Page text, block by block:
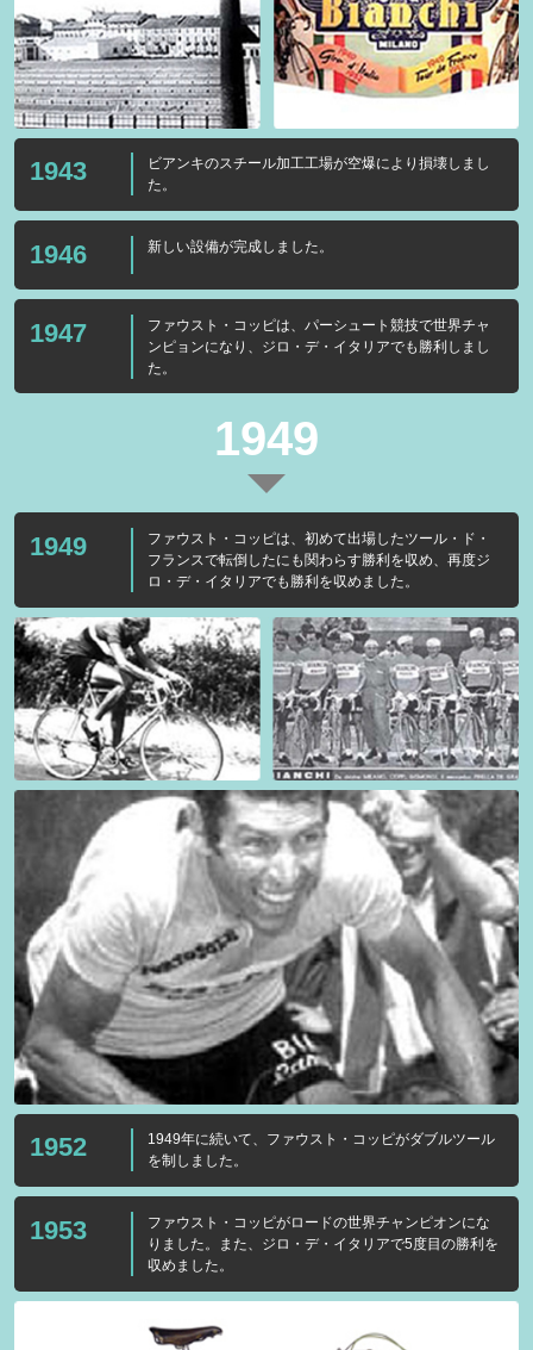
1943
ビアンキのスチール加工工場が空爆により損壊しまし
た。
1946 新しい設備が完成しました。
1947
ファウスト・コッピは、パーシュート競技で世界チャ
ンピョンになり、ジロ・デ・イタリアでも勝利しまし
た。
1949
1949
ファウスト・コッピは、初めて出場したツール・ド・
フランスで転倒したにも関わらす勝利を収め、再度ジ
ロ・デ・イタリアでも勝利を収めました。
1952
1949年に続いて、ファウスト・コッピがダブルツール
を制しました。
1953
ファウスト・コッピがロードの世界チャンピオンにな
りました。また、ジロ・デ・イタリアで5度目の勝利を
収めました。